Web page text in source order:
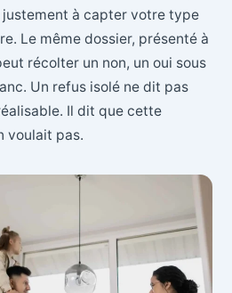
à capter votre type
Le même dossier, présenté à
récolter un non, un oui sous
Un refus isolé ne dit pas
Il dit que cette
voulait pas.